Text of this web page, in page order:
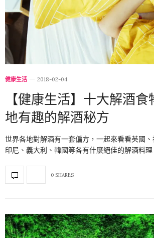
健康生活 2018-02-04
【健康生活】十大解酒
地有趣的解酒秘方
世界各地對解酒有一套偏方，一起來看看英國、
印尼、義大利、韓國等各有什麼絕佳的解酒料
0 SHARES